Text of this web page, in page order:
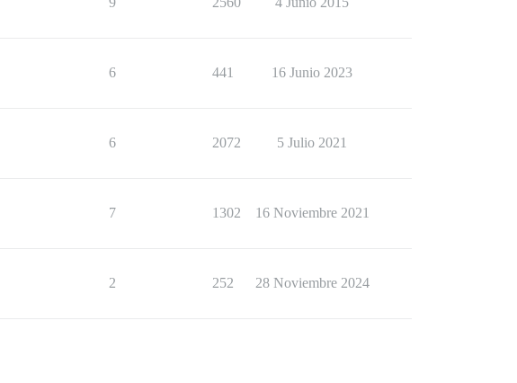
6 441 16 Junio 2023
6 2072 5 Julio 2021
7 1302 16 Noviembre 2021
2 252 28 Noviembre 2024